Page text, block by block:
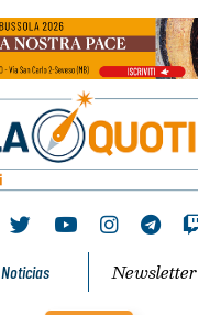
Noticias Newsletter